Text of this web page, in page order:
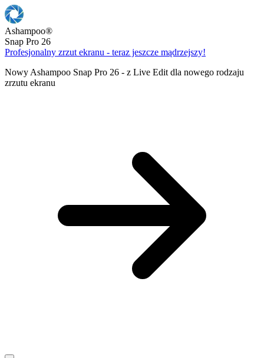
Ashampoo®
Snap Pro 26
Profesjonalny zrzut ekranu - teraz jeszcze mądrzejszy!
Nowy Ashampoo Snap Pro 26 - z Live Edit dla nowego rodzaju
zrzutu ekranu